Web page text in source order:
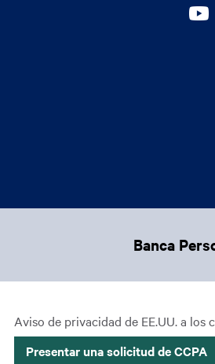
Banca
Aviso de privacidad de EE.UU. a los
Presentar una solicitud de CCPA